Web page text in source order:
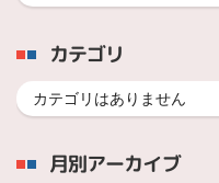
カテゴリ
カテゴリはありません
月別アーカイブ